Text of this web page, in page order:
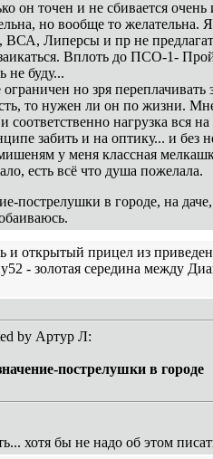
он точен и не сбивается очень
но вообще то
ВСА, Липерсы и пр не
Вплоть до ПСО-1-
не буду...
но зря
то нужен ли он по жизни.
и соответственно нагрузка
забить и на оптику... и без
у меня классная
есть всё что душа пожелала.
пострелушки в городе, на
и открытый прицел из
- золотая середина между
by Артур Л:
пострелушки в городе
хотя бы не надо об этом